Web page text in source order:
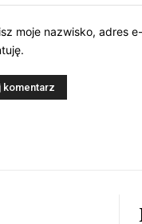
moje nazwisko, adres